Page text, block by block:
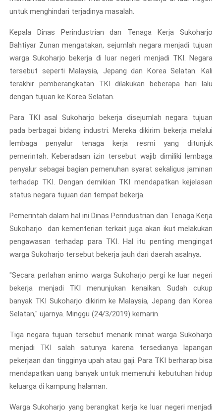
untuk menghindari terjadinya masalah.
Kepala Dinas Perindustrian dan Tenaga Kerja Sukoharjo
Bahtiyar Zunan mengatakan, sejumlah negara menjadi tujuan
warga Sukoharjo bekerja di luar negeri menjadi TKI. Negara
tersebut seperti Malaysia, Jepang dan Korea Selatan. Kali
terakhir pemberangkatan TKI dilakukan beberapa hari lalu
dengan tujuan ke Korea Selatan.
Para TKI asal Sukoharjo bekerja disejumlah negara tujuan
pada berbagai bidang industri. Mereka dikirim bekerja melalui
lembaga penyalur tenaga kerja resmi yang ditunjuk
pemerintah. Keberadaan izin tersebut wajib dimiliki lembaga
penyalur sebagai bagian pemenuhan syarat sekaligus jaminan
terhadap TKI. Dengan demikian TKI mendapatkan kejelasan
status negara tujuan dan tempat bekerja.
Pemerintah dalam hal ini Dinas Perindustrian dan Tenaga Kerja
Sukoharjo dan kementerian terkait juga akan ikut melakukan
pengawasan terhadap para TKI. Hal itu penting mengingat
warga Sukoharjo tersebut bekerja jauh dari daerah asalnya.
"Secara perlahan animo warga Sukoharjo pergi ke luar negeri
bekerja menjadi TKI menunjukan kenaikan. Sudah cukup
banyak TKI Sukoharjo dikirim ke Malaysia, Jepang dan Korea
Selatan," ujarnya. Minggu (24/3/2019) kemarin.
Tiga negara tujuan tersebut menarik minat warga Sukoharjo
menjadi TKI salah satunya karena tersedianya lapangan
pekerjaan dan tingginya upah atau gaji. Para TKI berharap bisa
mendapatkan uang banyak untuk memenuhi kebutuhan hidup
keluarga di kampung halaman.
Warga Sukoharjo yang berangkat kerja ke luar negeri menjadi